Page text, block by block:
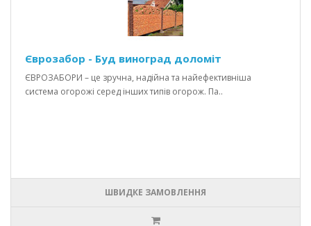
Єврозабор - Буд виноград доломіт
ЄВРОЗАБОРИ – це зручна, надійна та найефективніша
система огорожі серед інших типів огорож. Па..
ШВИДКЕ ЗАМОВЛЕННЯ